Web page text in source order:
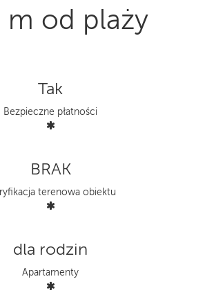
m od plaży
Tak
Bezpieczne płatności
BRAK
terenowa obiektu
dla rodzin
Apartamenty